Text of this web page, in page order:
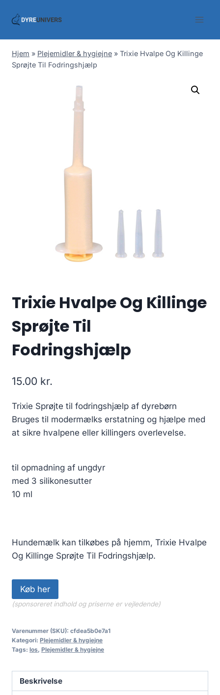
Hjem » Plejemidler & hygiejne » Trixie Hvalpe Og Killinge
Sprøjte Til Fodringshjælp
Trixie Hvalpe Og Killinge
Sprøjte Til
Fodringshjælp
15.00 kr.
Trixie Sprøjte til fodringshjælp af dyrebørn
Bruges til modermælks erstatning og hjælpe med
at sikre hvalpene eller killingers overlevelse.
til opmadning af ungdyr
med 3 silikonesutter
10 ml
Hundemælk kan tilkøbes på hjemm, Trixie Hvalpe
Og Killinge Sprøjte Til Fodringshjælp.
Køb her
(sponsoreret indhold og priserne er vejledende)
Varenummer (SKU): cfdea5b0e7a1
Kategori: Plejemidler & hygiejne
Tags: los, Plejemidler & hygiejne
Beskrivelse